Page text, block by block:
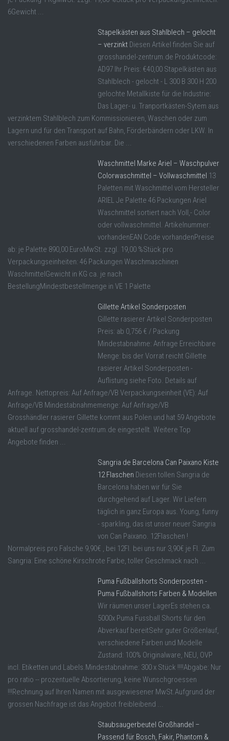
6Gewicht ...
Stapelkästen aus Stahlblech – gelocht
– verzinkt Diesen Artikel finden Sie auf
grosshandel-zentrum.de Produktcode:
AD97 Ihr Preis: €40,00 Stapelkästen aus
Stahlblech - gelocht - L 300 B 300 H 200
gelochte Metallkiste für die Industrie:
Das Lager- u. Tranportkästen-Sytem aus
verzinktem Stahlblech zum Kommissionieren, Waschen oder zum
Lagern und für den Transport auf Bahn, Förderbändern oder LKW. In
verschiedenen Farben ausführbar. Die ...
Waschmittel Marke Ariel – Waschpulver
Colorwaschmittel – Vollwaschmittel 13
Paletten mit Waschmittel vom Hersteller
ARIEL Je Palette 46 Packungen Ariel
Waschmittel sortiert nach Voll,- Color
oder vollwaschmittel. Artikelnummer:
vorhandenEAN Code vorhandenPreise
ab: je Palette 890,00 EuroMwSt. zzgl. 19,00 %Stück pro
Verpackungseinheiten: 46 Packungen Waschmaschinen
WaschmittelGewicht in KG ca. je nach
BestellungMindestbestellmenge in VE 1 Palette
Gillette Artikel Sonderposten
Gillette rasierer Artikel Sonderposten
Preis: ab 0,756 € / Packung
Mindestabnahme: Anfrage Erreichbare
Menge: bis der Vorrat reicht Gillette
rasierer Artikel Sonderposten -
Auflistung siehe Foto. Details auf
Anfrage. Nettopreis: Auf Anfrage/VB Verpackungseinheit (VE): Auf
Anfrage/VB Mindestabnahmemenge: Auf Anfrage/VB
Grosshändler rasierer Gillette kommt aus Polen und hat 59 Angebote
aktuell auf grosshandel-zentrum.de eingestellt. Weitere Top
Angebote finden ...
Sangria de Barcelona Can Paixano Kiste
12 Flaschen Diesen tollen Sangria de
Barcelona haben wir für Sie
durchgehend auf Lager. Wir Liefern
täglich in ganz Europa aus. Young, funny
- sparkling, das ist unser neuer Sangria
von Can Paixano. 12Flaschen !
Normalpreis pro Falsche 9,90€ , bei 12Fl. bei uns nur 3,90€ je Fl. Zum
Sangria: Eine schöne Kirschrote Farbe, toller Geschmack nach ...
Puma Fußballshorts Sonderposten -
Puma Fußballshorts Farben & Modellen
Wir räumen unser LagerEs stehen ca.
5000x Puma Fussball Shorts für den
Abverkauf bereitSehr guter Größenlauf,
verschiedene Farben und Modelle
Zustand: 100% Originalware, NEU, OVP
incl. Etiketten und Labels.Mindestabnahme: 300 x Stück !!!!Abgabe: Nur
pro ratio -- prozentuelle Absortierung, keine Wunschgroessen
!!!Rechnung auf Ihren Namen mit ausgewiesener MwSt.Aufgrund der
grossen Nachfrage ist das Angebot freibleibend ...
Staubsaugerbeutel Großhandel –
Passend für Bosch, Fakir, Phantom &